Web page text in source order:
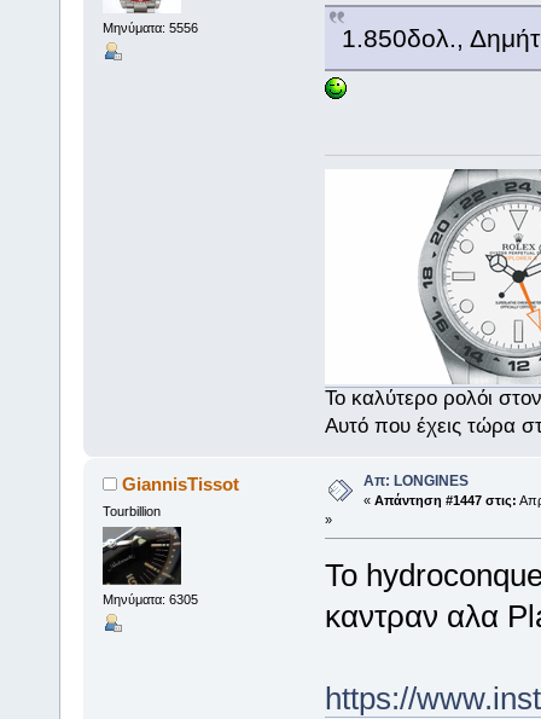
Μηνύματα: 5556
1.850δολ.,
Το καλύτερο ρολόι
Αυτό που έχεις τώρα
GiannisTissot
Tourbillion
Μηνύματα: 6305
Απ: LONGINES
« Απάντηση #1447 στις:
»
Το
καντραν αλα
https://